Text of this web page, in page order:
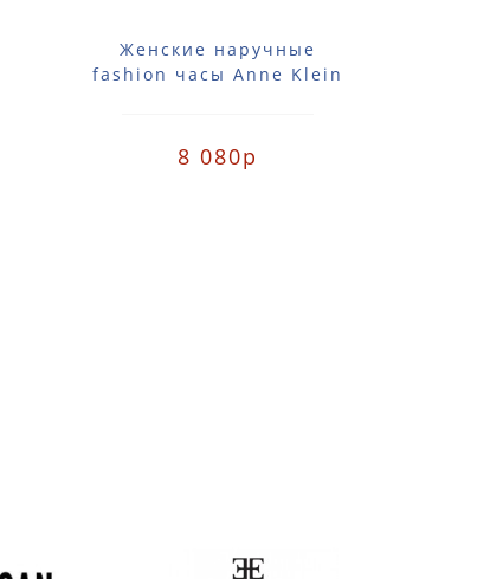
Женские наручные
fashion часы Anne Klein
8 080р